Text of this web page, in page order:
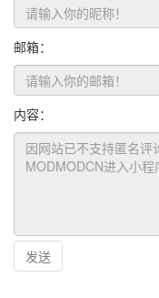
邮箱：
内容：
发送